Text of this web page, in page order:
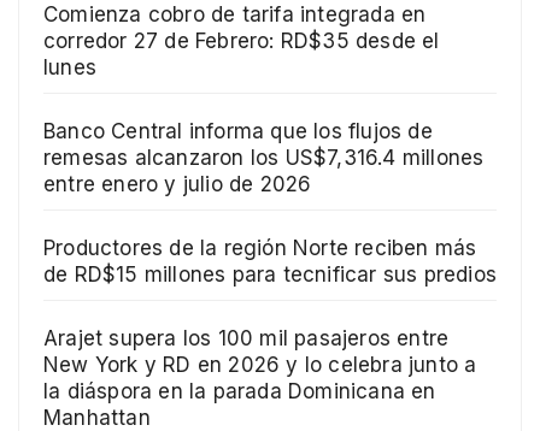
Comienza cobro de tarifa integrada en
corredor 27 de Febrero: RD$35 desde el
lunes
Banco Central informa que los flujos de
remesas alcanzaron los US$7,316.4 millones
entre enero y julio de 2026
Productores de la región Norte reciben más
de RD$15 millones para tecnificar sus predios
Arajet supera los 100 mil pasajeros entre
New York y RD en 2026 y lo celebra junto a
la diáspora en la parada Dominicana en
Manhattan